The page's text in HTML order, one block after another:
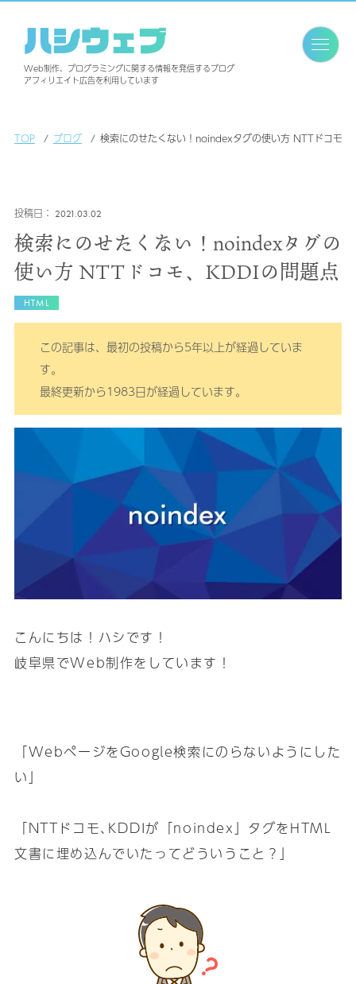
ハシウェブ
Web制作、プログラミングに関する情報を発信するブログ
アフィリエイト広告を利用しています
TOP ブログ 検索にのせたくない！noindexタグの使い方 NTTドコモ、
2021.03.02
検索にのせたくない！noindexタグの
使い方 NTTドコモ、KDDIの問題点
HTML
この記事は、最初の投稿から5年以上が経過していま
す。
最終更新から1983日が経過しています。
「WebページをGoogle検索にのらないようにした
い」
「NTTドコモ､KDDIが「noindex」タグをHTML
文書に埋め込んでいたってどういうこと？」